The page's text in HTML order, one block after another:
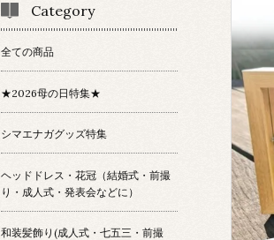
Category
全ての商品
★2026母の日特集★
シマエナガグッズ特集
ヘッドドレス・花冠（結婚式・前撮
り・成人式・発表会などに）
和装髪飾り(成人式・七五三・前撮